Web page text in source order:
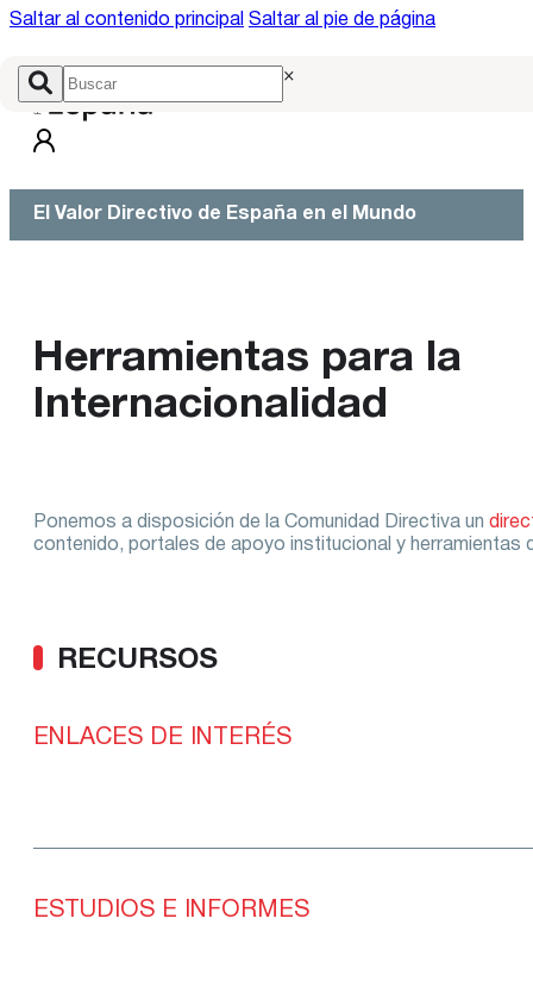
Saltar al contenido principal Saltar al pie de página
×
El Valor Directivo de España en el Mundo
Herramientas para la
Internacionalidad
Ponemos a disposición de la Comunidad Directiva un
contenido, portales de apoyo institucional y herramientas
RECURSOS
ENLACES DE INTERÉS
ESTUDIOS E INFORMES